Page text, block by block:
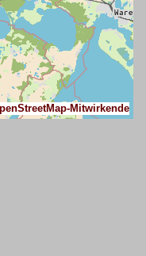
Mitwirkende